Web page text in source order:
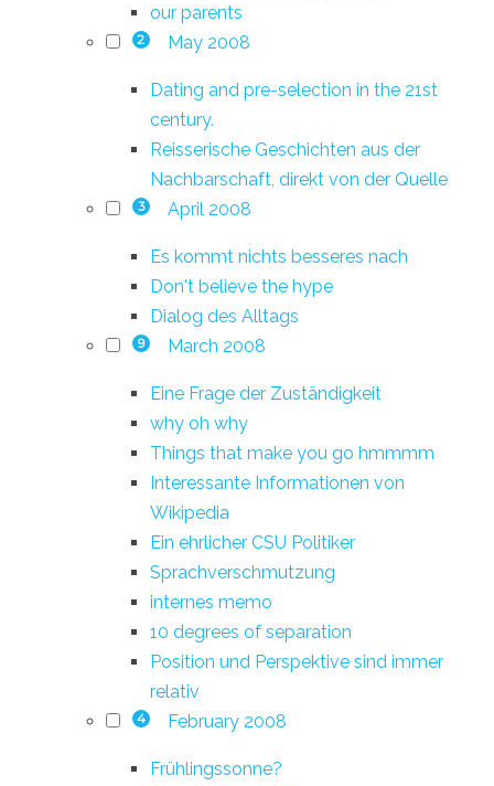
our parents
2 May 2008
Dating and pre-selection in the 21st
century.
Reisserische Geschichten aus der
Nachbarschaft, direkt von der Quelle
3 April 2008
Es kommt nichts besseres nach
Don't believe the hype
Dialog des Alltags
9 March 2008
Eine Frage der Zuständigkeit
why oh why
Things that make you go hmmmm
Interessante Informationen von
Wikipedia
Ein ehrlicher CSU Politiker
Sprachverschmutzung
internes memo
10 degrees of separation
Position und Perspektive sind immer
relativ
4 February 2008
Frühlingssonne?